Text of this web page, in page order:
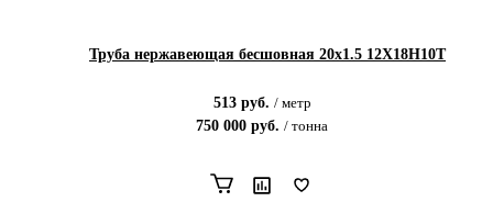
Труба нержавеющая бесшовная 20х1.5 12Х18Н10Т
513руб. / метр
750 000 руб. / тонна